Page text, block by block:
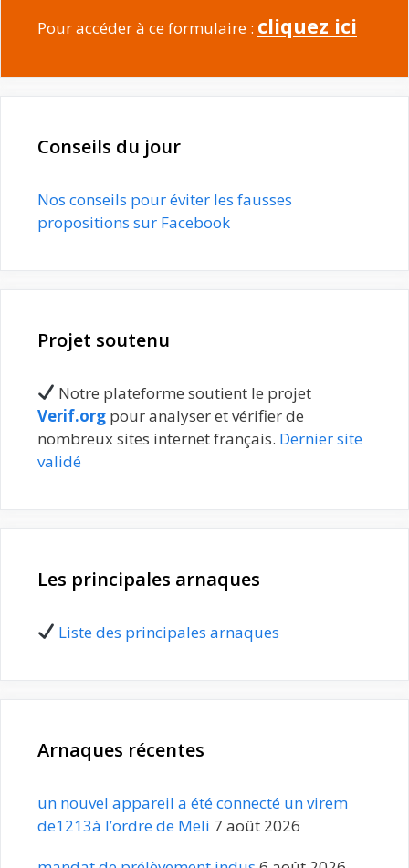
Pour accéder à ce formulaire : cliquez ici
Conseils du jour
Nos conseils pour éviter les fausses
propositions sur Facebook
Projet soutenu
Notre plateforme soutient le projet
Verif.org pour analyser et vérifier de
nombreux sites internet français. Dernier site
validé
Les principales arnaques
Liste des principales arnaques
Arnaques récentes
un nouvel appareil a été connecté un virem
de1213à l’ordre de Meli 7 août 2026